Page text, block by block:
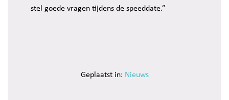
stel goede vragen tijdens de speeddate.”
Geplaatst in: Nieuws